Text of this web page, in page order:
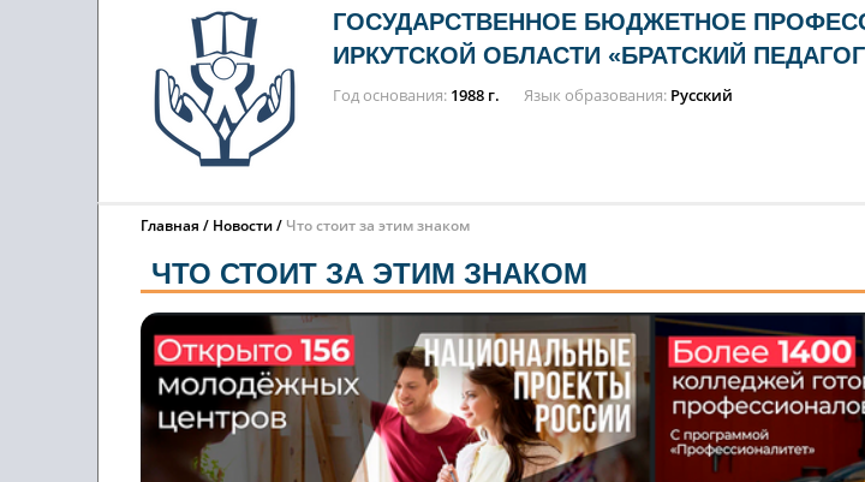
ГОСУДАРСТВЕННОЕ БЮДЖЕТНОЕ
ИРКУТСКОЙ ОБЛАСТИ «БРАТСКИЙ
Год основания 1988 г. Язык образования Русский
Главная Новости Что стоит за этим знаком
ЧТО СТОИТ ЗА ЭТИМ ЗНАКОМ